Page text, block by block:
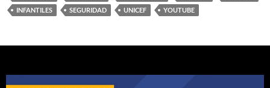
INFANTILES
SEGURIDAD UNICEF YOUTUBE